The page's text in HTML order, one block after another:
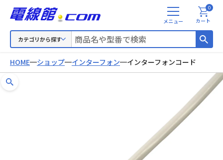
カテゴリから探す
メ
ニ
カート
0
HOME ショップ インターフォン インターフォンコード